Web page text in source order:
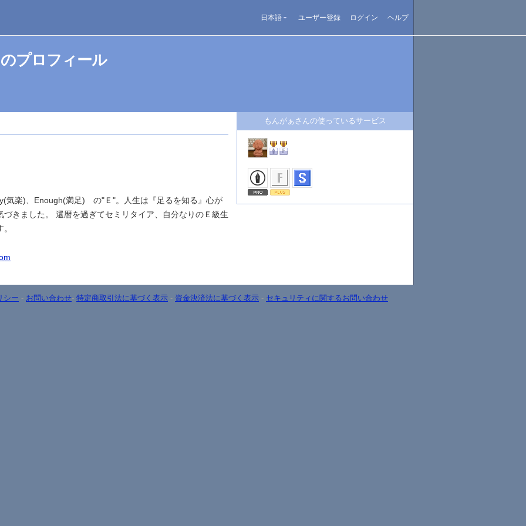
日本語 ユーザー登録 ログイン ヘルプ
プロフィール
気楽)、Enough(満足) の"Ｅ"。人生は『足るを知る』心が
づきました。 還暦を過ぎてセミリタイア、自分なりのＥ級生
もんがぁさんの使っているサービス
シー - お問い合わせ- 特定商取引法に基づく表示 - 資金決済法に基づく表示 - セキュリティに関するお問い合わせ